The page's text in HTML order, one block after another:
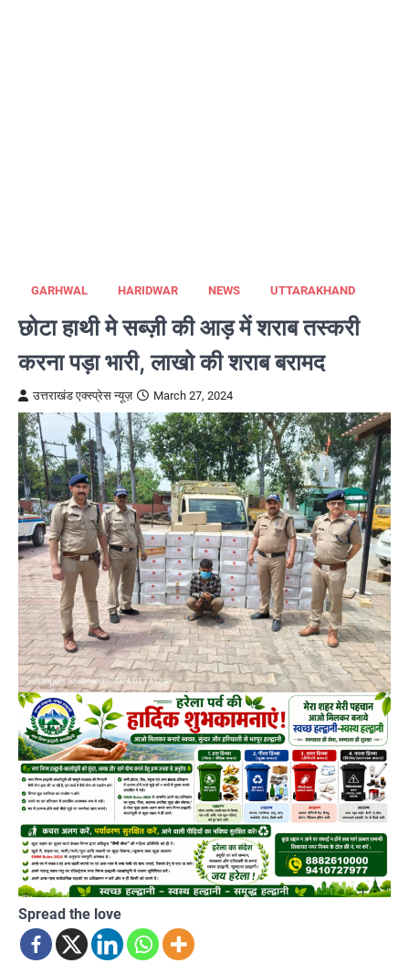
GARHWAL HARIDWAR NEWS UTTARAKHAND
छोटा हाथी मे सब्ज़ी की आड़ में शराब तस्करी
करना पड़ा भारी, लाखो की शराब बरामद
उत्तराखंड एक्स्प्रेस न्यूज़ March 27, 2024
Spread the love